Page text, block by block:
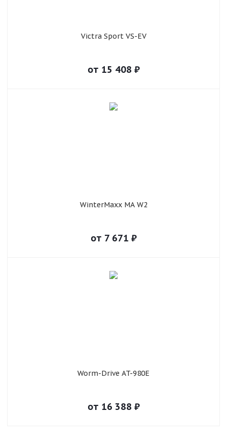
Victra Sport VS-EV
от 15 408 ₽
WinterMaxx MA W2
от 7 671 ₽
Worm-Drive AT-980E
от 16 388 ₽